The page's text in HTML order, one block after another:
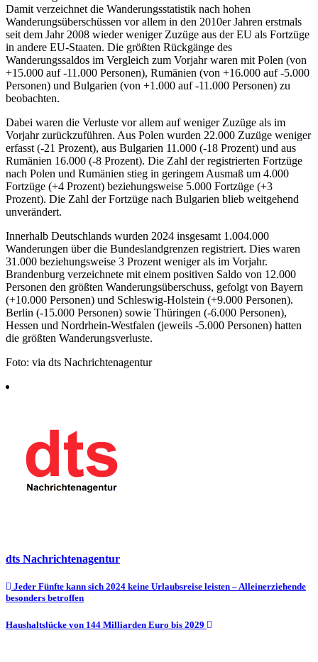
Damit verzeichnet die Wanderungsstatistik nach hohen
Wanderungsüberschüssen vor allem in den 2010er Jahren erstmals
seit dem Jahr 2008 wieder weniger Zuzüge aus der EU als Fortzüge
in andere EU-Staaten. Die größten Rückgänge des
Wanderungssaldos im Vergleich zum Vorjahr waren mit Polen (von
+15.000 auf -11.000 Personen), Rumänien (von +16.000 auf -5.000
Personen) und Bulgarien (von +1.000 auf -11.000 Personen) zu
beobachten.
Dabei waren die Verluste vor allem auf weniger Zuzüge als im
Vorjahr zurückzuführen. Aus Polen wurden 22.000 Zuzüge weniger
erfasst (-21 Prozent), aus Bulgarien 11.000 (-18 Prozent) und aus
Rumänien 16.000 (-8 Prozent). Die Zahl der registrierten Fortzüge
nach Polen und Rumänien stieg in geringem Ausmaß um 4.000
Fortzüge (+4 Prozent) beziehungsweise 5.000 Fortzüge (+3
Prozent). Die Zahl der Fortzüge nach Bulgarien blieb weitgehend
unverändert.
Innerhalb Deutschlands wurden 2024 insgesamt 1.004.000
Wanderungen über die Bundeslandgrenzen registriert. Dies waren
31.000 beziehungsweise 3 Prozent weniger als im Vorjahr.
Brandenburg verzeichnete mit einem positiven Saldo von 12.000
Personen den größten Wanderungsüberschuss, gefolgt von Bayern
(+10.000 Personen) und Schleswig-Holstein (+9.000 Personen).
Berlin (-15.000 Personen) sowie Thüringen (-6.000 Personen),
Hessen und Nordrhein-Westfalen (jeweils -5.000 Personen) hatten
die größten Wanderungsverluste.
Foto: via dts Nachrichtenagentur
dts Nachrichtenagentur
Beitragsnavigation
Jeder Fünfte kann sich 2024 keine Urlaubsreise leisten – Alleinerziehende
besonders betroffen
Haushaltslücke von 144 Milliarden Euro bis 2029